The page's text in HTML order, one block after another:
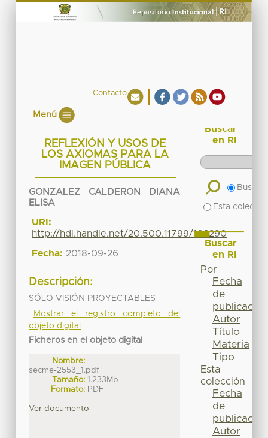
Contacto
Menú
REFLEXIÓN Y USOS DE
LOS AXIOMAS PARA LA
IMAGEN PÚBLICA
GONZALEZ CALDERON DIANA
ELISA
URI:
http://hdl.handle.net/20.500.11799/103290
Fecha: 2018-09-26
Descripción:
SÓLO VISIÓN PROYECTABLES
Mostrar el registro completo del
objeto digital
Ficheros en el objeto digital
Nombre:
secme-2553_1.pdf
Tamaño: 1.233Mb
Formato: PDF
Ver documento
Buscar
en RI
Buscar
Esta
Buscar
en RI
Por
Fecha
de
publicación
Autor
Título
Materia
Tipo
Esta
colección
Fecha
de
publicación
Autor